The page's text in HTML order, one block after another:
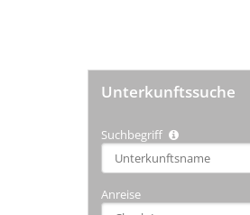
Unterkunftssuche
Suchbegriff
Anreise